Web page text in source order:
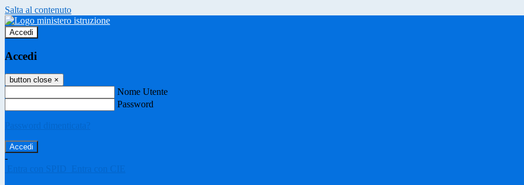
Salta al contenuto
Accedi
Accedi
button close ×
Nome Utente
Password
Password dimenticata?
-
Entra con SPID
Entra con CIE